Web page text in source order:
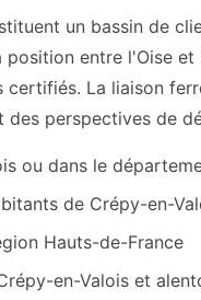
un bassin de
entre l'Oise
La liaison
perspectives de
ou dans le
de Crépy-en-
Hauts-de-France
en-Valois et